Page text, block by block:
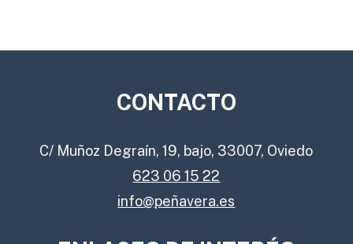
CONTACTO
C/ Muñoz Degraín, 19, bajo, 33007, Oviedo
623 06 15 22
info@peñavera.es